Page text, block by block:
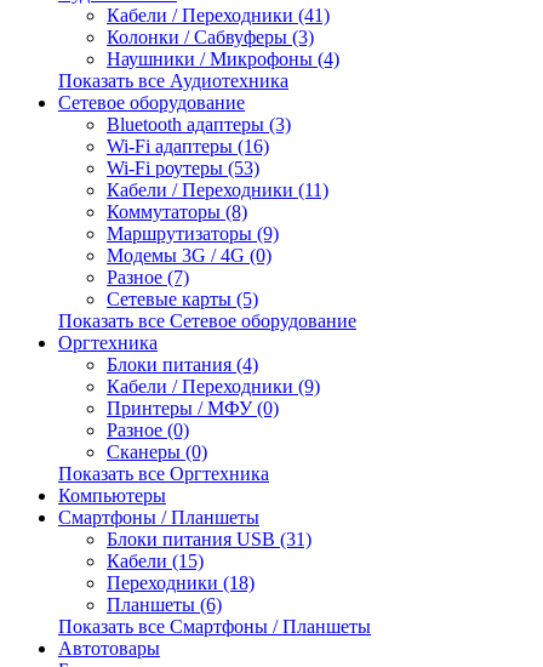
Кабели / Переходники (41)
Колонки / Сабвуферы (3)
Наушники / Микрофоны (4)
Показать все Аудиотехника
Сетевое оборудование
Bluetooth адаптеры (3)
Wi-Fi адаптеры (16)
Wi-Fi роутеры (53)
Кабели / Переходники (11)
Коммутаторы (8)
Маршрутизаторы (9)
Модемы 3G / 4G (0)
Разное (7)
Сетевые карты (5)
Показать все Сетевое оборудование
Оргтехника
Блоки питания (4)
Кабели / Переходники (9)
Принтеры / МФУ (0)
Разное (0)
Сканеры (0)
Показать все Оргтехника
Компьютеры
Смартфоны / Планшеты
Блоки питания USB (31)
Кабели (15)
Переходники (18)
Планшеты (6)
Показать все Смартфоны / Планшеты
Автотовары